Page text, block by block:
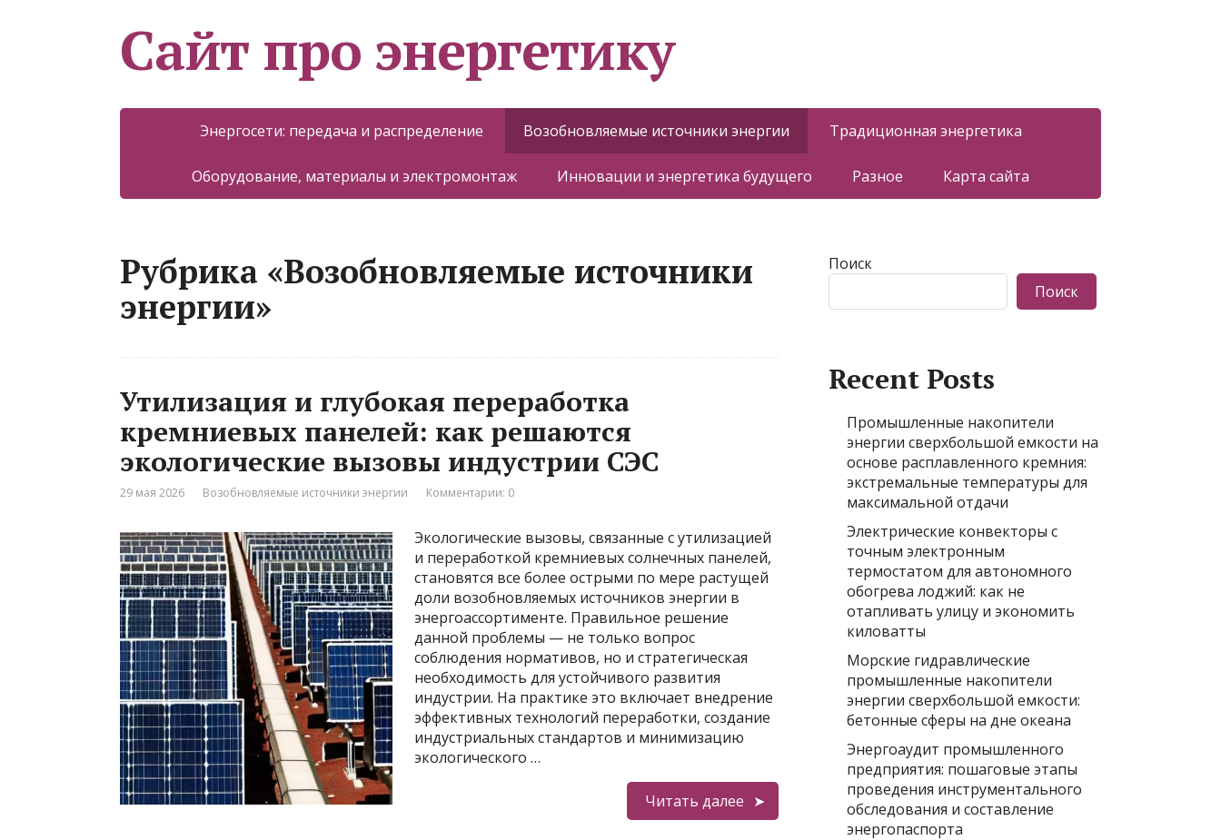
Сайт про энергетику
Энергосети: передача и распределение Возобновляемые источники энергии Традиционная энергетика
Оборудование, материалы и электромонтаж Инновации и энергетика будущего Разное Карта сайта
Рубрика «Возобновляемые источники
энергии»
Утилизация и глубокая переработка
кремниевых панелей: как решаются
экологические вызовы индустрии СЭС
29 мая 2026 Возобновляемые источники энергии Комментарии: 0
Экологические вызовы, связанные с утилизацией
и переработкой кремниевых солнечных панелей,
становятся все более острыми по мере растущей
доли возобновляемых источников энергии в
энергоассортименте. Правильное решение
данной проблемы — не только вопрос
соблюдения нормативов, но и стратегическая
необходимость для устойчивого развития
индустрии. На практике это включает внедрение
эффективных технологий переработки, создание
индустриальных стандартов и минимизацию
экологического …
Читать далее
Поиск
Поиск
Recent Posts
Промышленные накопители
энергии сверхбольшой емкости на
основе расплавленного кремния:
экстремальные температуры для
максимальной отдачи
Электрические конвекторы с
точным электронным
термостатом для автономного
обогрева лоджий: как не
отапливать улицу и экономить
киловатты
Морские гидравлические
промышленные накопители
энергии сверхбольшой емкости:
бетонные сферы на дне океана
Энергоаудит промышленного
предприятия: пошаговые этапы
проведения инструментального
обследования и составление
энергопаспорта